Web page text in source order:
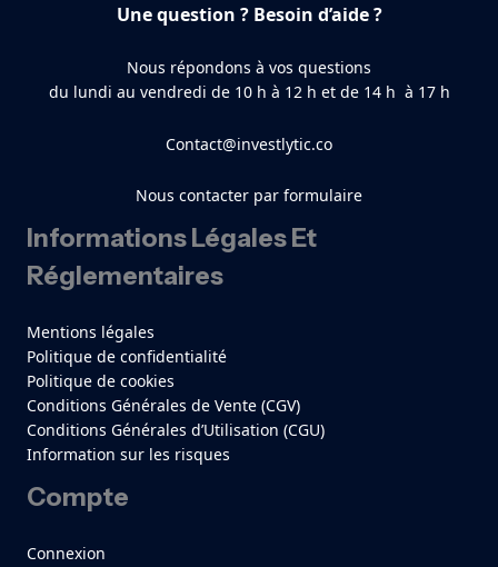
Une question ? Besoin d’aide ?
Nous répondons à vos questions
du lundi au vendredi de 10 h à 12 h et de 14 h à 17 h
Contact@investlytic.co
Nous contacter par formulaire
Informations Légales Et
Réglementaires
Mentions légales
Politique de confidentialité
Politique de cookies
Conditions Générales de Vente (CGV)
Conditions Générales d’Utilisation (CGU)
Information sur les risques
Compte
Connexion